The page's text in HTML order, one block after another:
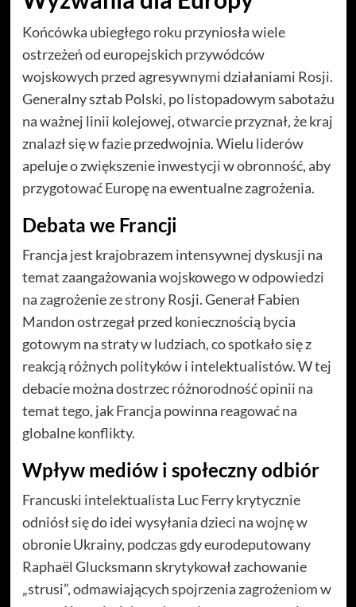
Końcówka ubiegłego roku przyniosła wiele
ostrzeżeń od europejskich przywódców
wojskowych przed agresywnymi działaniami Rosji.
Generalny sztab Polski, po listopadowym sabotażu
na ważnej linii kolejowej, otwarcie przyznał, że kraj
znalazł się w fazie przedwojnia. Wielu liderów
apeluje o zwiększenie inwestycji w obronność, aby
przygotować Europę na ewentualne zagrożenia.
Debata we Francji
Francja jest krajobrazem intensywnej dyskusji na
temat zaangażowania wojskowego w odpowiedzi
na zagrożenie ze strony Rosji. Generał Fabien
Mandon ostrzegał przed koniecznością bycia
gotowym na straty w ludziach, co spotkało się z
reakcją różnych polityków i intelektualistów. W tej
debacie można dostrzec różnorodność opinii na
temat tego, jak Francja powinna reagować na
globalne konflikty.
Wpływ mediów i społeczny odbiór
Francuski intelektualista Luc Ferry krytycznie
odniósł się do idei wysyłania dzieci na wojnę w
obronie Ukrainy, podczas gdy eurodeputowany
Raphaël Glucksmann skrytykował zachowanie
„strusi”, odmawiających spojrzenia zagrożeniom w